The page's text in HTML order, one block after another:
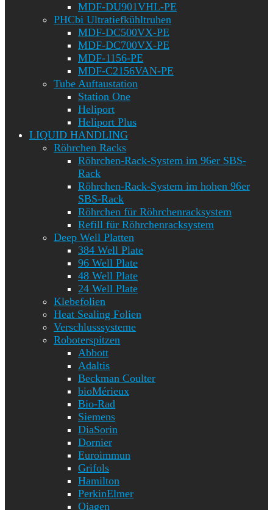
MDF-DU901VHL-PE
PHCbi Ultratiefkühltruhen
MDF-DC500VX-PE
MDF-DC700VX-PE
MDF-1156-PE
MDF-C2156VAN-PE
Tube Auftaustation
Station One
Heliport
Heliport Plus
LIQUID HANDLING
Röhrchen Racks
Röhrchen-Rack-System im 96er SBS-
Rack
Röhrchen-Rack-System im hohen 96er
SBS-Rack
Röhrchen für Röhrchenracksystem
Refill für Röhrchenracksystem
Deep Well Platten
384 Well Plate
96 Well Plate
48 Well Plate
24 Well Plate
Klebefolien
Heat Sealing Folien
Verschlusssysteme
Roboterspitzen
Abbott
Adaltis
Beckman Coulter
bioMérieux
Bio-Rad
Siemens
DiaSorin
Dornier
Euroimmun
Grifols
Hamilton
PerkinElmer
Qiagen